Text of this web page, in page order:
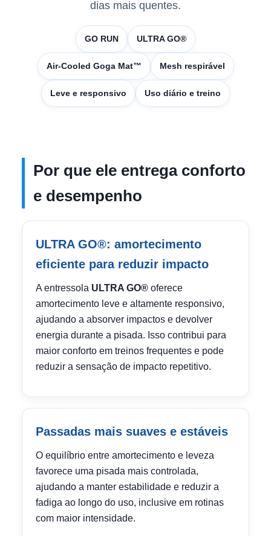
dias mais quentes.
GO RUN ULTRA GO®
Air-Cooled Goga Mat™ Mesh respirável
Leve e responsivo Uso diário e treino
Por que ele entrega conforto
e desempenho
ULTRA GO®: amortecimento
eficiente para reduzir impacto
A entressola ULTRA GO® oferece
amortecimento leve e altamente responsivo,
ajudando a absorver impactos e devolver
energia durante a pisada. Isso contribui para
maior conforto em treinos frequentes e pode
reduzir a sensação de impacto repetitivo.
Passadas mais suaves e estáveis
O equilíbrio entre amortecimento e leveza
favorece uma pisada mais controlada,
ajudando a manter estabilidade e reduzir a
fadiga ao longo do uso, inclusive em rotinas
com maior intensidade.